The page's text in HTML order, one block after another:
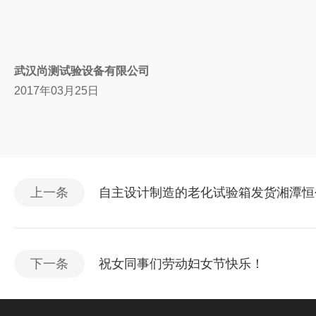
武汉尚测试验设备有限公司
2017年03月25日
上一条 自主设计制造的老化试验箱发货湘潭
下一条 祝女同事们劳动妇女节快乐！